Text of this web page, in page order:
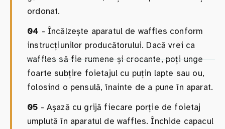
ordonat.
04 - Încălzește aparatul de waffles conform
instrucțiunilor producătorului. Dacă vrei ca
waffles să fie rumene și crocante, poți unge
foarte subțire foietajul cu puțin lapte sau ou,
folosind o pensulă, înainte de a pune în aparat.
05 - Așază cu grijă fiecare porție de foietaj
umplută în aparatul de waffles. Închide capacul